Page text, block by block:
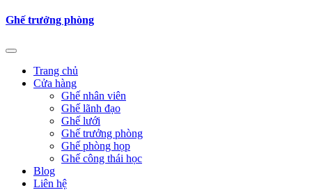
Ghế trưởng phòng
Trang chủ
Cửa hàng
Ghế nhân viên
Ghế lãnh đạo
Ghế lưới
Ghế trưởng phòng
Ghế phòng họp
Ghế công thái học
Blog
Liên hệ